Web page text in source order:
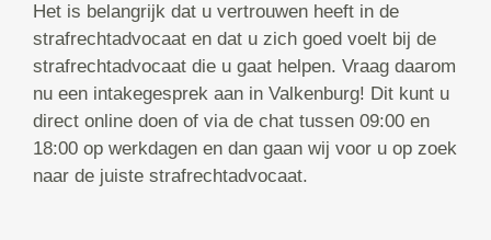
Het is belangrijk dat u vertrouwen heeft in de
strafrechtadvocaat en dat u zich goed voelt bij de
strafrechtadvocaat die u gaat helpen. Vraag daarom
nu een intakegesprek aan in Valkenburg! Dit kunt u
direct online doen of via de chat tussen 09:00 en
18:00 op werkdagen en dan gaan wij voor u op zoek
naar de juiste strafrechtadvocaat.